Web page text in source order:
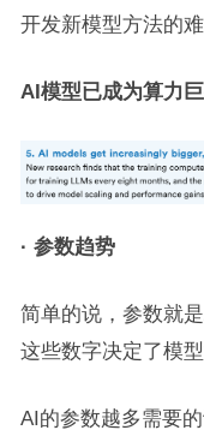
开发新模型方法的难
AI模型已成为算力
· 参数趋势
简单的说，参数就
这些数字决定了模
AI的参数越多需要